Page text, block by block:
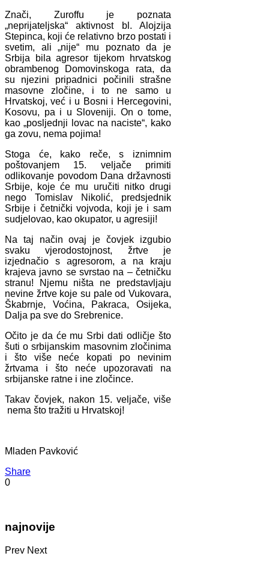
Znači, Zuroffu je poznata
„neprijateljska“ aktivnost bl. Alojzija
Stepinca, koji će relativno brzo postati i
svetim, ali „nije“ mu poznato da je
Srbija bila agresor tijekom hrvatskog
obrambenog Domovinskoga rata, da
su njezini pripadnici počinili strašne
masovne zločine, i to ne samo u
Hrvatskoj, već i u Bosni i Hercegovini,
Kosovu, pa i u Sloveniji. On o tome,
kao „posljednji lovac na naciste“, kako
ga zovu, nema pojima!
Stoga će, kako reče, s iznimnim
poštovanjem 15. veljače primiti
odlikovanje povodom Dana državnosti
Srbije, koje će mu uručiti nitko drugi
nego Tomislav Nikolić, predsjednik
Srbije i četnički vojvoda, koji je i sam
sudjelovao, kao okupator, u agresiji!
Na taj način ovaj je čovjek izgubio
svaku vjerodostojnost, žrtve je
izjednačio s agresorom, a na kraju
krajeva javno se svrstao na – četničku
stranu! Njemu ništa ne predstavljaju
nevine žrtve koje su pale od Vukovara,
Škabrnje, Voćina, Pakraca, Osijeka,
Dalja pa sve do Srebrenice.
Očito je da će mu Srbi dati odličje što
šuti o srbijanskim masovnim zločinima
i što više neće kopati po nevinim
žrtvama i što neće upozoravati na
srbijanske ratne i ine zločince.
Takav čovjek, nakon 15. veljače, više
nema što tražiti u Hrvatskoj!
Mladen Pavković
Share
0
najnovije
Prev Next